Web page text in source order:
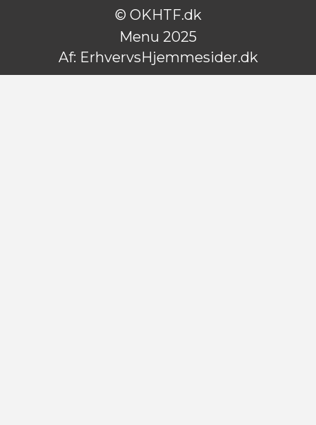
© OKHTF.dk
Menu 2025
Af: ErhvervsHjemmesider.dk